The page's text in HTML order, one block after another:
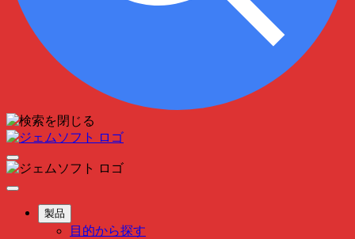
製品
目的から探す